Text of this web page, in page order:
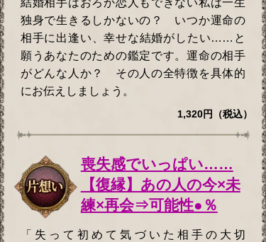
独身で生きるしかないの？ いつか運命の
相手に出逢い、幸せな結婚がしたい……と
願うあなたのための鑑定です。運命の相手
がどんな人か？ その人の全特徴を具体的
にお伝えしましょう。
1,320円（税込）
喪失感でいっぱい……
【復縁】あの人の今×未
練×再会⇒可能性●％
「失って初めて気づいた相手の大切